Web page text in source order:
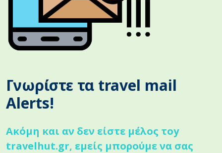
Γνωρίστε τα travel mail
Alerts!
Ακόμη και αν δεν είστε μέλος τoy
travelhut.gr, εμείς μπορούμε να σας